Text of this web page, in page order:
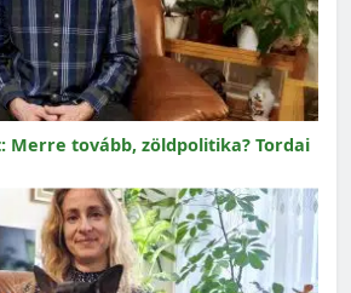
Merre tovább, zöldpolitika? Tordai